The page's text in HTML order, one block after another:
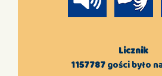
Licznik
1157787gości było